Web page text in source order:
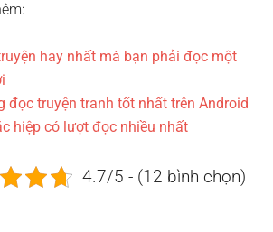
hay nhất mà bạn phải đọc một
đọc truyện tranh tốt nhất trên Android
hiệp có lượt đọc nhiều nhất
4.7/5 - (12 bình chọn)